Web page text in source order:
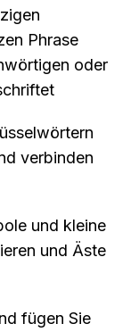
Phrase
oder
verbinden
und kleine
und Äste
fügen Sie